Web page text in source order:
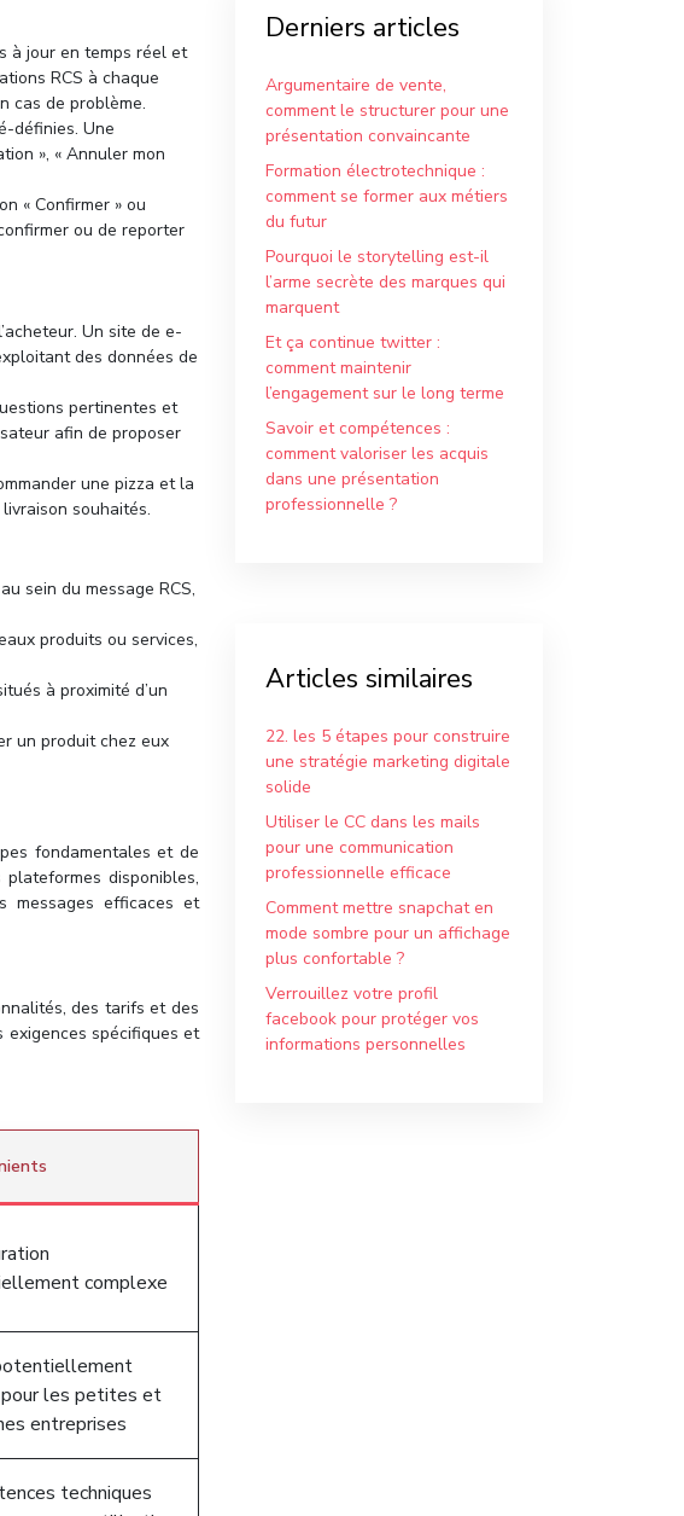
à jour en temps réel et
RCS à chaque
cas de problème.
définies. Une
», « Annuler mon
« Confirmer » ou
ou de reporter
Un site de e-
des données de
pertinentes et
afin de proposer
une pizza et la
souhaités.
sein du message RCS,
produits ou services,
à proximité d’un
un produit chez eux
fondamentales et de
disponibles,
messages efficaces et
des tarifs et des
exigences spécifiques et
complexe
les petites et
entreprises
techniques
Derniers articles
Argumentaire de vente,
comment le structurer pour une
présentation convaincante
Formation électrotechnique :
comment se former aux métiers
du futur
Pourquoi le storytelling est-il
l’arme secrète des marques qui
marquent
Et ça continue twitter :
comment maintenir
l’engagement sur le long terme
Savoir et compétences :
comment valoriser les acquis
dans une présentation
professionnelle ?
Articles similaires
22. les 5 étapes pour construire
une stratégie marketing digitale
solide
Utiliser le CC dans les mails
pour une communication
professionnelle efficace
Comment mettre snapchat en
mode sombre pour un affichage
plus confortable ?
Verrouillez votre profil
facebook pour protéger vos
informations personnelles